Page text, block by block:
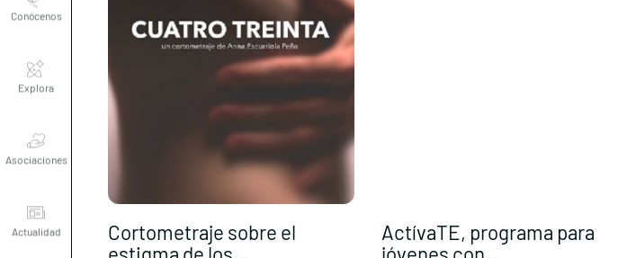
Explora
Asociaciones
Actualidad
Cortometraje sobre el
ActívaTE, programa para